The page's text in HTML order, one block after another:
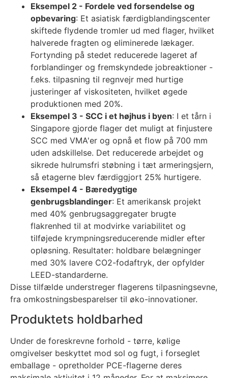
Eksempel 2 - Fordele ved forsendelse og
opbevaring: Et asiatisk færdigblandingscenter
skiftede flydende tromler ud med flager, hvilket
halverede fragten og eliminerede lækager.
Fortynding på stedet reducerede lageret af
forblandinger og fremskyndede jobreaktioner -
f.eks. tilpasning til regnvejr med hurtige
justeringer af viskositeten, hvilket øgede
produktionen med 20%.
Eksempel 3 - SCC i et højhus i byen: I et tårn i
Singapore gjorde flager det muligt at finjustere
SCC med VMA'er og opnå et flow på 700 mm
uden adskillelse. Det reducerede arbejdet og
sikrede hulrumsfri støbning i tæt armeringsjern,
så etagerne blev færdiggjort 25% hurtigere.
Eksempel 4 - Bæredygtige
genbrugsblandinger: Et amerikansk projekt
med 40% genbrugsaggregater brugte
flakrenhed til at modvirke variabilitet og
tilføjede krympningsreducerende midler efter
opløsning. Resultater: holdbare belægninger
med 30% lavere CO2-fodaftryk, der opfylder
LEED-standarderne.
Disse tilfælde understreger flagerens tilpasningsevne,
fra omkostningsbesparelser til øko-innovationer.
Produktets holdbarhed
Under de foreskrevne forhold - tørre, kølige
omgivelser beskyttet mod sol og fugt, i forseglet
emballage - opretholder PCE-flagerne deres